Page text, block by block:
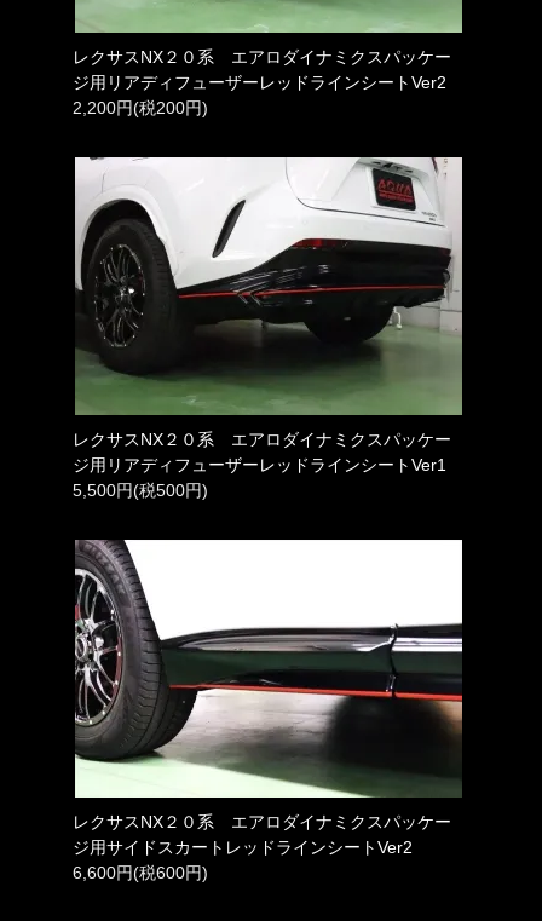
レクサスNX２０系 エアロダイナミクスパッケー
ジ用リアディフューザーレッドラインシートVer2
2,200円(税200円)
レクサスNX２０系 エアロダイナミクスパッケー
ジ用リアディフューザーレッドラインシートVer1
5,500円(税500円)
レクサスNX２０系 エアロダイナミクスパッケー
ジ用サイドスカートレッドラインシートVer2
6,600円(税600円)